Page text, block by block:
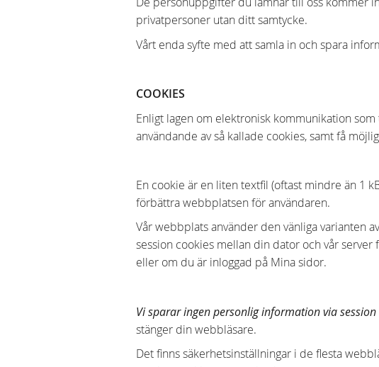
privatpersoner utan ditt samtycke.
Vårt enda syfte med att samla in och spara
COOKIES
Enligt lagen om elektronisk kommunikation
användande av så kallade cookies, samt få
En cookie är en liten textfil (oftast mindre än 1
förbättra webbplatsen för användaren.
Vår webbplats använder den vänliga varianten
session cookies mellan din dator och vår
eller om du är inloggad på Mina sidor.
Vi sparar ingen personlig information via session
stänger din webbläsare.
Det finns säkerhetsinställningar i de flesta